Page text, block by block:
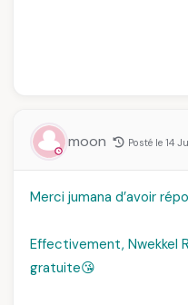
moon Posté le 14
Merci jumana d’avoir
Effectivement, Nwekkel
gratuite😘